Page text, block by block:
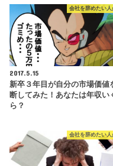
会社を辞めたい人
2017.5.15
新卒３年目が自分の市場価値
断してみた！あなたは年収い
ら？
会社を辞めたい人